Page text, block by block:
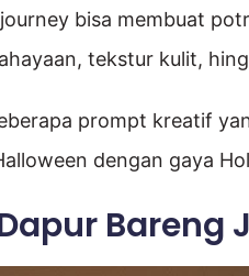
bisa membuat
tekstur kulit,
prompt kreatif
dengan gaya
Bareng